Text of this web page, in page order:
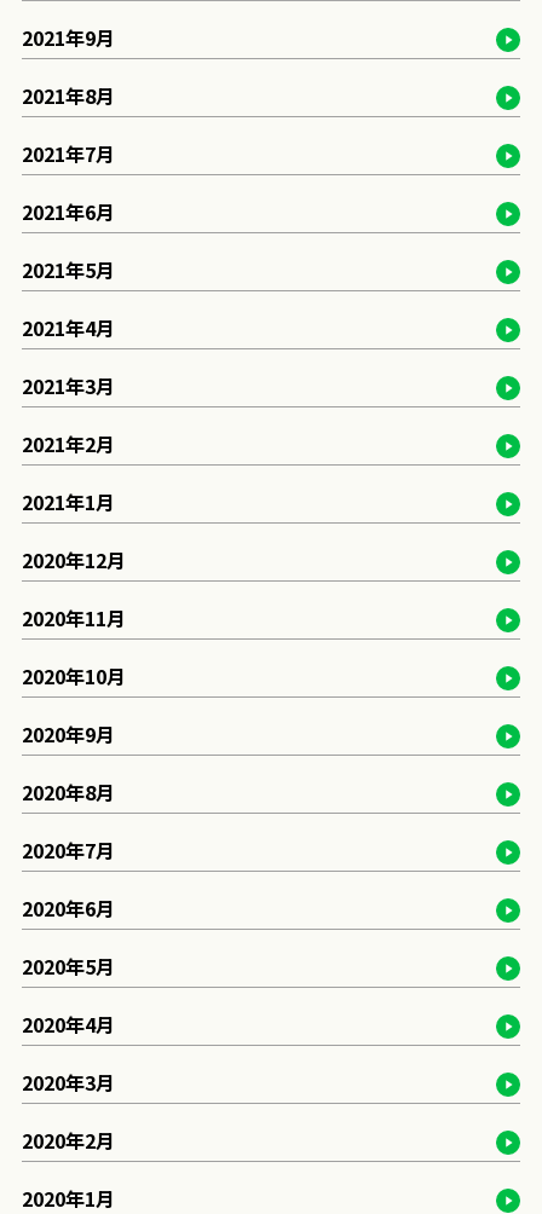
2021年9月
2021年8月
2021年7月
2021年6月
2021年5月
2021年4月
2021年3月
2021年2月
2021年1月
2020年12月
2020年11月
2020年10月
2020年9月
2020年8月
2020年7月
2020年6月
2020年5月
2020年4月
2020年3月
2020年2月
2020年1月